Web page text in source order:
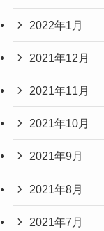
2022年1月
2021年12月
2021年11月
2021年10月
2021年9月
2021年8月
2021年7月